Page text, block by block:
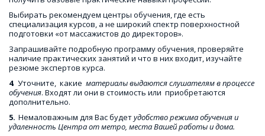
Выбирать рекомендуем центры обучения, где есть
специализация курсов, а не широкий спектр поверхностной
подготовки «от массажистов до директоров».
Запрашивайте подробную программу обучения, проверяйте
наличие практических занятий и что в них входит, изучайте
резюме экспертов курса.
4.  Уточните,  какие материалы выдаются слушателям в процессе
обучения. Входят ли они в стоимость или  приобретаются
дополнительно.
5.
  Немаловажным для Вас будет
удобство режима обучения и
удаленность Центра от метро, места Вашей работы и дома.